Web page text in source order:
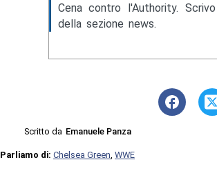
Cena contro l'Authority.
della sezione news.
Scritto da Emanuele Panza
Parliamo di: Chelsea Green, WWE